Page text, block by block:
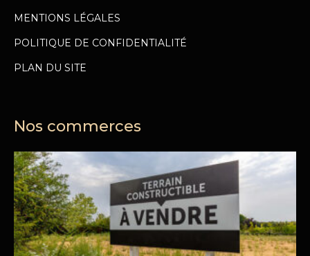
MENTIONS LÉGALES
POLITIQUE DE CONFIDENTIALITÉ
PLAN DU SITE
Nos commerces